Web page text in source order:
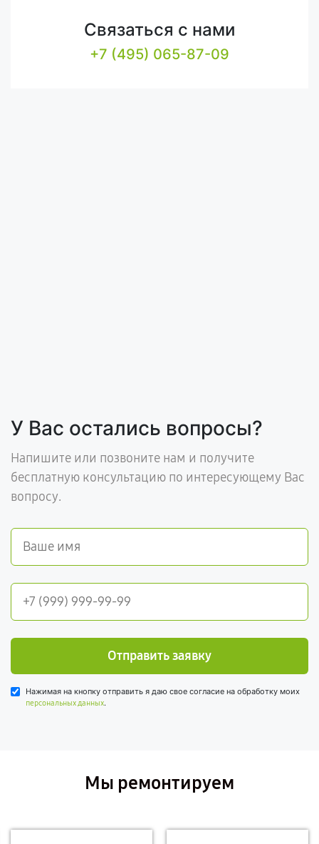
Связаться с нами
+7 (495) 065-87-09
У Вас остались вопросы?
Напишите или позвоните нам и получите
бесплатную консультацию по интересующему Вас
вопросу.
Отправить заявку
Нажимая на кнопку отправить я даю свое согласие на обработку моих
персональных данных.
Мы ремонтируем